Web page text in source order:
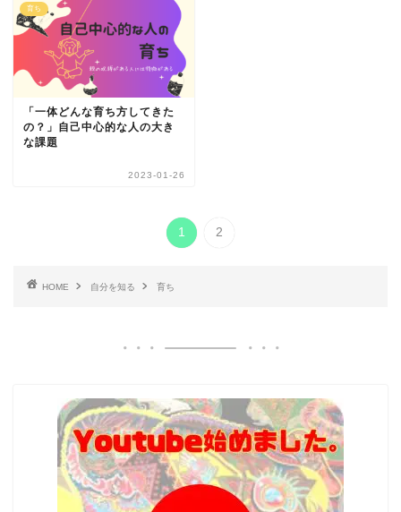
育ち
「一体どんな育ち方してきた
の？」自己中心的な人の大き
な課題
2023-01-26
1 2
HOME 自分を知る 育ち